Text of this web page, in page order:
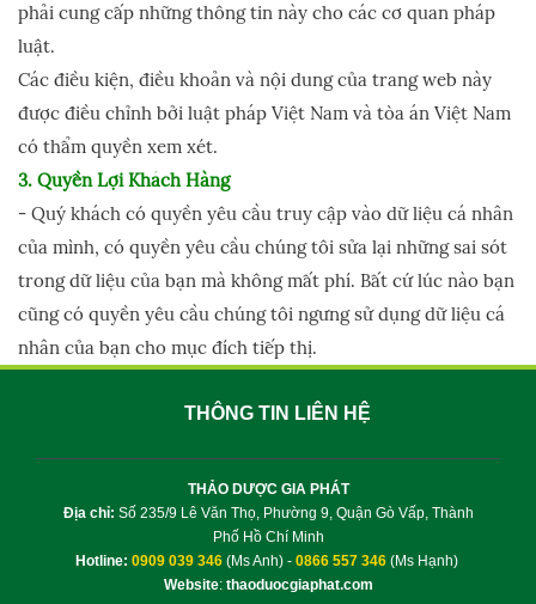
phải cung cấp những thông tin này cho các cơ quan pháp
luật.
Các điều kiện, điều khoản và nội dung của trang web này
được điều chỉnh bởi luật pháp Việt Nam và tòa án Việt Nam
có thẩm quyền xem xét.
3. Quyền Lợi Khách Hàng
- Quý khách có quyền yêu cầu truy cập vào dữ liệu cá nhân
của mình, có quyền yêu cầu chúng tôi sửa lại những sai sót
trong dữ liệu của bạn mà không mất phí. Bất cứ lúc nào bạn
cũng có quyền yêu cầu chúng tôi ngưng sử dụng dữ liệu cá
nhân của bạn cho mục đích tiếp thị.
THÔNG TIN LIÊN HỆ
THẢO DƯỢC GIA PHÁT
Địa chỉ: Số 235/9 Lê Văn Thọ, Phường 9, Quận Gò Vấp, Thành
Phố Hồ Chí Minh
Hotline: 0909 039 346 (Ms Anh) - 0866 557 346(Ms Hạnh)
Website: thaoduocgiaphat.com